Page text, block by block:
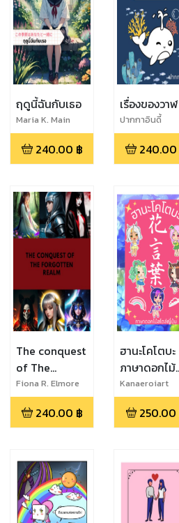
ฤดูนี้ฉันกับเธอ
Maria K. Main
240.00 ฿
เรื่องของวาฬ
ปากกาอินดี้
240.00
The conquest
of The
forgotten
realm
Fiona R. Elmore
240.00 ฿
ฮานะโคโตบะ
ภาษาดอกไม้
สไตล์ญี่ปุ่น
Kanaeroiart
250.00